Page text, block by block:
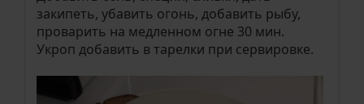
закипеть, убавить огонь, добавить рыбу,
проварить на медленном огне 30 мин.
Укроп добавить в тарелки при сервировке.